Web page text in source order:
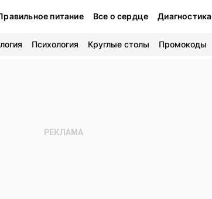
питание Все о сердце Диагностика
Психология Круглые столы Промокоды